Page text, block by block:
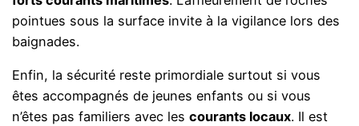
pointues sous la surface invite à la vigilance lors des
baignades.
Enfin, la sécurité reste primordiale surtout si vous
êtes accompagnés de jeunes enfants ou si vous
n’êtes pas familiers avec lescourants locaux. Il est